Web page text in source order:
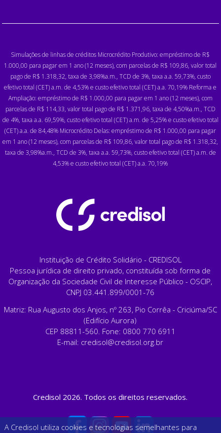
Simulações de linhas de créditos Microcrédito Produtivo: empréstimo de R$
1.000,00 para pagar em 1 ano (12 meses), com parcelas de R$ 109,86, valor total
pago de R$ 1.318,32, taxa de 3,98%a.m., TCD de 3%, taxa a.a. 59,73%, custo
efetivo total (CET) a.m. de 4,53% e custo efetivo total (CET) a.a. 70,19% Reforma e
Ampliação: empréstimo de R$ 1.000,00 para pagar em 1 ano (12 meses), com
parcelas de R$ 114,33, valor total pago de R$ 1.371,96, taxa de 4,50%a.m., TCD
de 4%, taxa a.a. 69,59%, custo efetivo total (CET) a.m. de 5,25% e custo efetivo total
(CET) a.a. de 84,48% Microcrédito Delas: empréstimo de R$ 1.000,00 para pagar
em 1 ano (12 meses), com parcelas de R$ 109,86, valor total pago de R$ 1.318,32,
taxa de 3,98%a.m., TCD de 3%, taxa a.a. 59,73%, custo efetivo total (CET) a.m. de
4,53% e custo efetivo total (CET) a.a. 70,19%
Instituição de Crédito Solidário - CREDISOL
Pessoa jurídica de direito privado, constituída sob forma de
Organização da Sociedade Civil de Interesse Público - OSCIP,
CNPJ 03.441.899/0001-76
Matriz: Rua Augusto dos Anjos, nº 263, Pio Corrêa - Criciúma/SC
(Edifício Aurora)
CEP 88811-560. Fone: 0800 770 6911
E-mail: credisol@credisol.org.br
Credisol 2026. Todos os direitos reservados.
A Credisol utiliza cookies e tecnologias semelhantes para